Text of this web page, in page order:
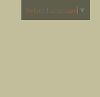
Select Language ▼